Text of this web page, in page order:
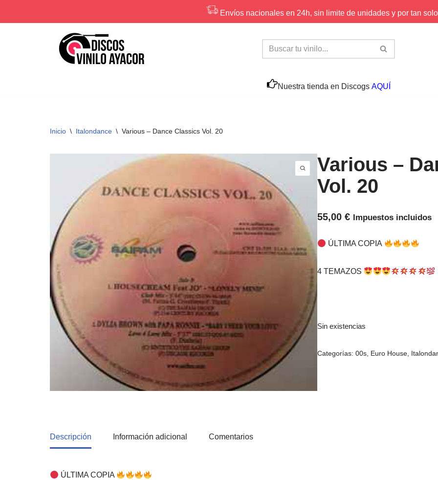
Envíos nacionales en 24h, sin limite de unidades y por tan
Nuestra tienda en Discogs AQUÍ
Inicio \ Italondance \ Various ‎– Dance Classics Vol. 20
Various ‎–
Vol. 20
55,00€ Impuestos incluidos
ÚLTIMA COPIA
4 TEMAZOS
Sin existencias
Categorías:00s Euro House
Descripción Información adicional Comentarios
ÚLTIMA COPIA